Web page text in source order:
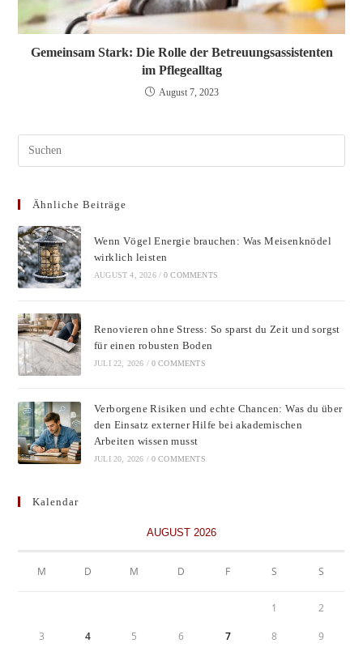
Gemeinsam Stark: Die Rolle der Betreuungsassistenten
im Pflegealltag
August 7, 2023
Ähnliche Beiträge
Wenn Vögel Energie brauchen: Was Meisenknödel
wirklich leisten
AUGUST 4, 2026 / 0 COMMENTS
Renovieren ohne Stress: So sparst du Zeit und sorgst
für einen robusten Boden
JULI 22, 2026 / 0 COMMENTS
Verborgene Risiken und echte Chancen: Was du über
den Einsatz externer Hilfe bei akademischen
Arbeiten wissen musst
JULI 20, 2026 / 0 COMMENTS
Kalendar
AUGUST 2026
M D M D F S S
1 2
3 4 5 6 7 8 9